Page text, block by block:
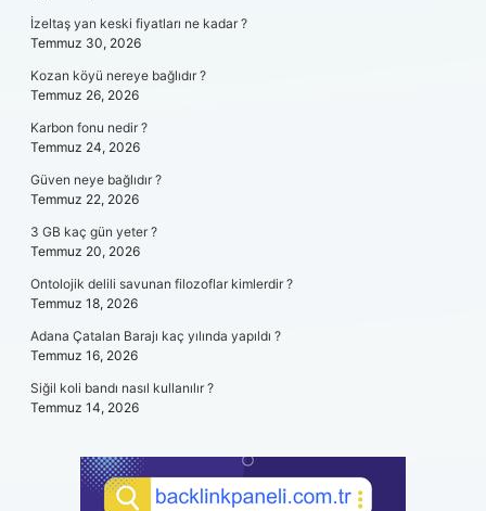
İzeltaş yan keski fiyatları ne kadar ?
Temmuz 30, 2026
Kozan köyü nereye bağlıdır ?
Temmuz 26, 2026
Karbon fonu nedir ?
Temmuz 24, 2026
Güven neye bağlıdır ?
Temmuz 22, 2026
3 GB kaç gün yeter ?
Temmuz 20, 2026
Ontolojik delili savunan filozoflar kimlerdir ?
Temmuz 18, 2026
Adana Çatalan Barajı kaç yılında yapıldı ?
Temmuz 16, 2026
Siğil koli bandı nasıl kullanılır ?
Temmuz 14, 2026